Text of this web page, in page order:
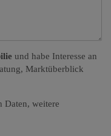
und habe Interesse an
Marktüberblick
Daten, weitere